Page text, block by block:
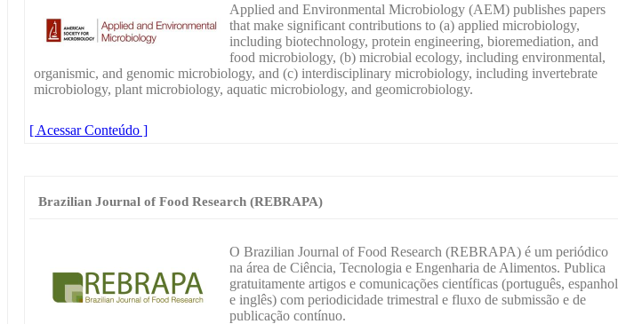
Applied and Environmental Microbiology (AEM) publishes papers
that make significant contributions to (a) applied microbiology,
including biotechnology, protein engineering, bioremediation, and
food microbiology, (b) microbial ecology, including environmental,
organismic, and genomic microbiology, and (c) interdisciplinary microbiology, including invertebrate
microbiology, plant microbiology, aquatic microbiology, and geomicrobiology.
[ Acessar Conteúdo ]
Brazilian Journal of Food Research (REBRAPA)
O Brazilian Journal of Food Research (REBRAPA) é um periódico
na área de Ciência, Tecnologia e Engenharia de Alimentos. Publica
gratuitamente artigos e comunicações científicas (português, espanhol
e inglês) com periodicidade trimestral e fluxo de submissão e de
publicação contínuo.